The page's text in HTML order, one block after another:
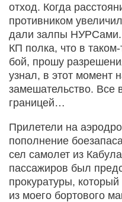
отход. Когда
противником
дали залпы
КП полка, что в
бой, прошу
узнал, в этот момент
замешательство. Все
границей…
Прилетели на
пополнение
сел самолет из
пассажиров был
прокуратуры,
из моего бортового